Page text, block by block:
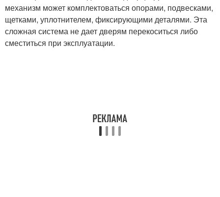
механизм может комплектоваться опорами, подвесками,
щетками, уплотнителем, фиксирующими деталями. Эта
сложная система не дает дверям перекоситься либо
сместиться при эксплуатации.